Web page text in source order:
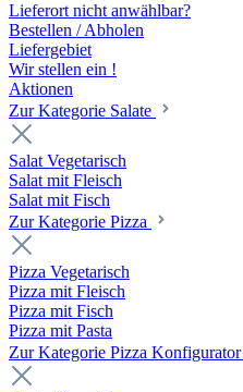
Lieferort nicht anwählbar?
Bestellen / Abholen
Liefergebiet
Wir stellen ein !
Aktionen
Zur Kategorie Salate
Salat Vegetarisch
Salat mit Fleisch
Salat mit Fisch
Zur Kategorie Pizza
Pizza Vegetarisch
Pizza mit Fleisch
Pizza mit Fisch
Pizza mit Pasta
Zur Kategorie Pizza Konfigurator